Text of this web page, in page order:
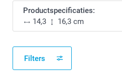
Productspecificaties:
14,3
16,3 cm
Filters